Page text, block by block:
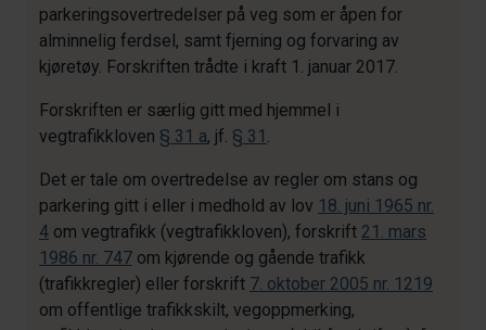
parkeringsovertredelser på veg som er åpen for
alminnelig ferdsel, samt fjerning og forvaring av
kjøretøy. Forskriften trådte i kraft 1. januar 2017.
Forskriften er særlig gitt med hjemmel i
vegtrafikkloven § 31 a, jf. § 31 .
Det er tale om overtredelse av regler om stans og
parkering gitt i eller i medhold av lov 18. juni 1965 nr.
4 om vegtrafikk (vegtrafikkloven), forskrift 21. mars
1986 nr. 747 om kjørende og gående trafikk
(trafikkregler) eller forskrift 7. oktober 2005 nr. 1219
om offentlige trafikkskilt, vegoppmerking,